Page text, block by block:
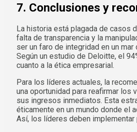
7. Conclusiones y
La historia está plagada de casos
falta de transparencia y la
ser un faro de integridad en un
Según un estudio de Deloitte, el
cuanto a la ética empresarial.
Para los líderes actuales, la
una oportunidad para reafirmar
sus ingresos inmediatos. Esta
éticamente en un mundo donde el
Así, los líderes deben implementar